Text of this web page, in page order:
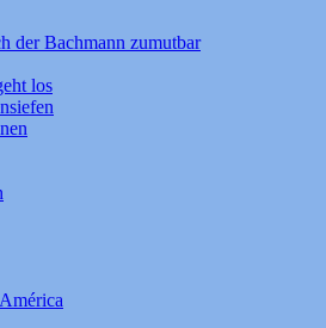
der Bachmann zumutbar
los